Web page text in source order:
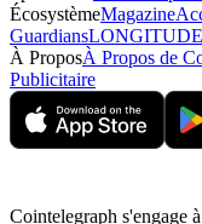
ÉcosystèmeMagazine
Guardians
À ProposÀ Propos de
Publicitaire
Cointelegraph s'engage